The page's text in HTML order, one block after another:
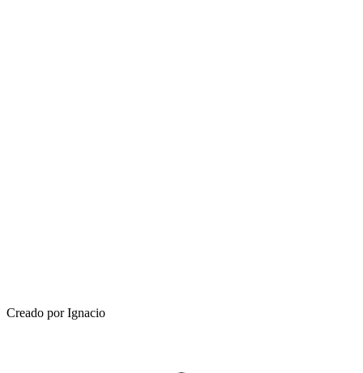
Creado por Ignacio